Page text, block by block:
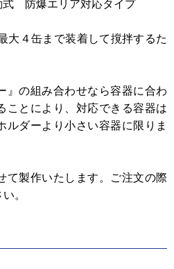
防爆エリア対応タイプ
大４缶まで装着して撹拌するた
』の組み合わせなら容器に合わ
ことにより、対応できる容器は
ルダーより小さい容器に限りま
て製作いたします。ご注文の際
。